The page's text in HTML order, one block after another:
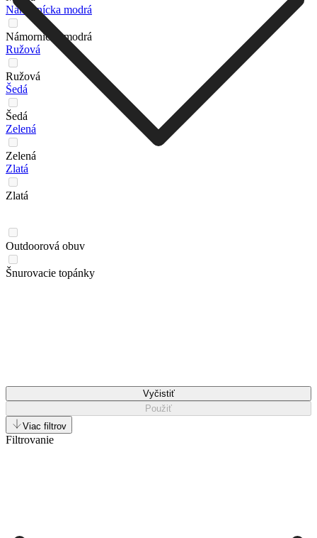
Námornícka modrá
Námornícka modrá
Ružová
Ružová
Šedá
Šedá
Zelená
Zelená
Zlatá
Zlatá
Outdoorová obuv
Šnurovacie topánky
Vyčistiť
Použiť
Viac filtrov
Filtrovanie